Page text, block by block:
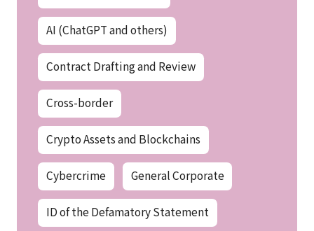
AI (ChatGPT and others)
Contract Drafting and Review
Cross-border
Crypto Assets and Blockchains
Cybercrime General Corporate
ID of the Defamatory Statement